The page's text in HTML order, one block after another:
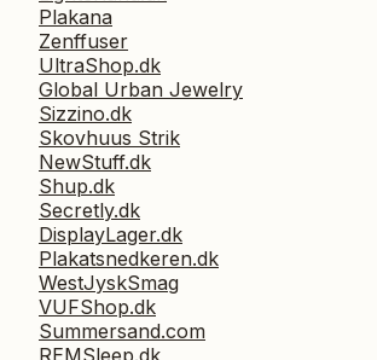
Plakana
Zenffuser
UltraShop.dk
Global Urban Jewelry
Sizzino.dk
Skovhuus Strik
NewStuff.dk
Shup.dk
Secretly.dk
DisplayLager.dk
Plakatsnedkeren.dk
WestJyskSmag
VUFShop.dk
Summersand.com
REMSleep.dk